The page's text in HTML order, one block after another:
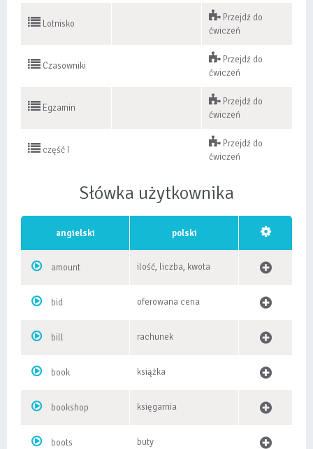
Lotnisko
Przejdź do
ćwiczeń
Czasowniki
Przejdź do
ćwiczeń
Egzamin
Przejdź do
ćwiczeń
część I
Przejdź do
ćwiczeń
Słówka użytkownika
angielski polski
amount ilość, liczba, kwota
bid oferowana cena
bill rachunek
book książka
bookshop księgarnia
boots buty